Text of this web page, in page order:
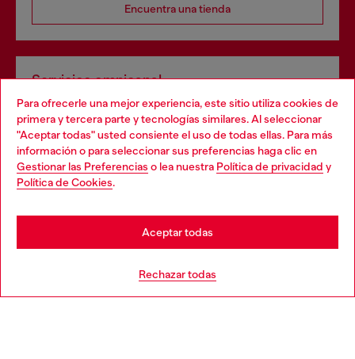
Para ofrecerle una mejor experiencia, este sitio utiliza cookies de
primera y tercera parte y tecnologías similares. Al seleccionar
"Aceptar todas" usted consiente el uso de todas ellas. Para más
información o para seleccionar sus preferencias haga clic en
Gestionar las Preferencias o lea nuestra Política de privacidad y
Política de Cookies.
Rechazar todas
Aceptar todas
Encuentra una tienda
Servicios omnicanal
Descubre todos nuestros servicios, tanto en línea como
en la tienda.
Choose your location
You are currently browsing España website, but it seems you
may be based in United States